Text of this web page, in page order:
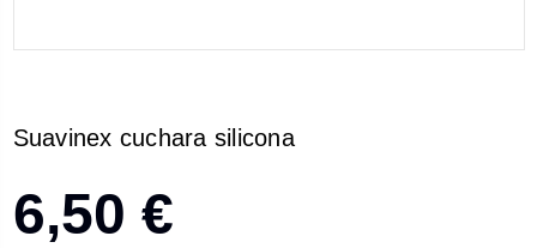
Suavinex cuchara silicona
6,50 €